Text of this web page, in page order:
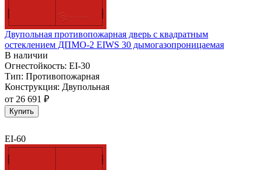
Двупольная противопожарная дверь с квадратным
остеклением ДПМО-2 EIWS 30 дымогазопроницаемая
В наличии
Огнестойкость: EI-30
Тип: Противопожарная
Конструкция: Двупольная
от 26 691 ₽
Купить
EI-60